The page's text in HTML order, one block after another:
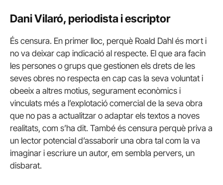
Dani Vilaró, periodista i escriptor
És censura. En primer lloc, perquè Roald Dahl és mort i
no va deixar cap indicació al respecte. El que ara facin
les persones o grups que gestionen els drets de les
seves obres no respecta en cap cas la seva voluntat i
obeeix a altres motius, segurament econòmics i
vinculats més a l’explotació comercial de la seva obra
que no pas a actualitzar o adaptar els textos a noves
realitats, com s’ha dit. També és censura perquè priva a
un lector potencial d’assaborir una obra tal com la va
imaginar i escriure un autor, em sembla pervers, un
disbarat.